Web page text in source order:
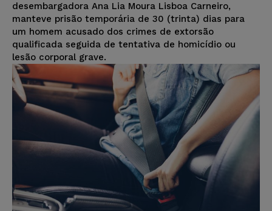
desembargadora Ana Lia Moura Lisboa Carneiro,
manteve prisão temporária de 30 (trinta) dias para
um homem acusado dos crimes de extorsão
qualificada seguida de tentativa de homicídio ou
lesão corporal grave.